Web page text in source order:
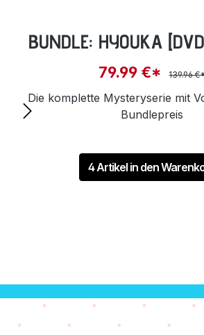
BUNDLE: HYOUKA
79.99 €* 139.96
Die komplette Mysteryserie mit
Bundlepreis
4 Artikel in den